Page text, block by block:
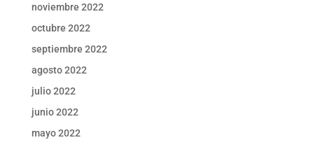
noviembre 2022
octubre 2022
septiembre 2022
agosto 2022
julio 2022
junio 2022
mayo 2022